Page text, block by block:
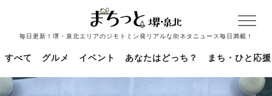
毎日更新！堺・泉北エリアのジモトミン発リアルな街ネタニュース毎日満載！
すべて グルメ イベント あなたはどっち？ まち・ひと応援